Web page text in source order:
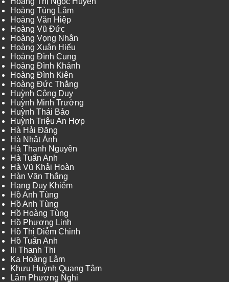
Hoàng Tùng Lâm
Hoàng Văn Hiệp
Hoàng Vũ Đức
Hoàng Vọng Nhân
Hoàng Xuân Hiếu
Hoàng Đình Cung
Hoàng Đình Khánh
Hoàng Đình Kiên
Hoàng Đức Thắng
Huỳnh Công Duy
Huỳnh Minh Trường
Huỳnh Thái Bảo
Huỳnh Triệu An Hợp
Hà Hải Đăng
Hà Nhật Ánh
Hà Thanh Nguyên
Hà Tuấn Anh
Hà Vũ Khải Hoàn
Hàn Văn Thắng
Hạng Duy Khiêm
Hồ Anh Tùng
Hồ Anh Tùng
Hồ Hoàng Tùng
Hồ Phương Linh
Hồ Thị Diễm Chinh
Hồ Tuấn Anh
Ili Thanh Thi
Ka Hoàng Lâm
Khưu Huỳnh Quang Tâm
Lâm Phương Nghi